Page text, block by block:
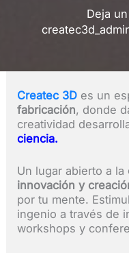
Deja
Createc 3D es un
fabricación, donde
creatividad
ciencia.
Un lugar abierto a la
innovación y
por tu mente.
ingenio a través de
workshops y